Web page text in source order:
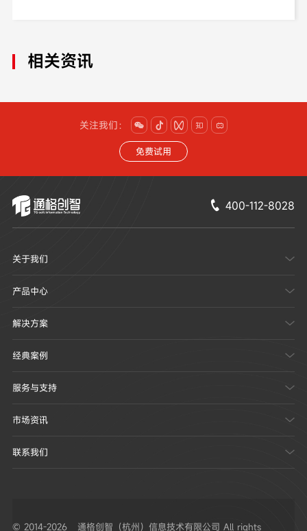
相关资讯
关注我们：     
免费试用
 400-112-8028
关于我们 
产品中心 
解决方案 
经典案例 
服务与支持 
市场资讯 
联系我们 
© 2014-2026 通格创智（杭州）信息技术有限公司 All rights